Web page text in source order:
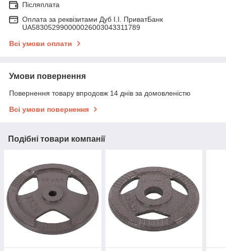
Післяплата
Оплата за реквізитами Дуб І.І. ПриватБанк
UA583052990000026003043311789
Всі умови оплати
Умови повернення
Повернення товару впродовж 14 днів за домовленістю
Всі умови повернення
Подібні товари компанії